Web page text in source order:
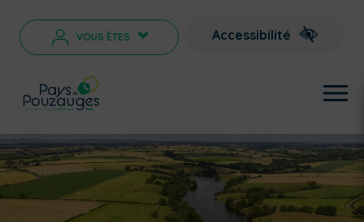
VOUS ÊTES > Accessibilité